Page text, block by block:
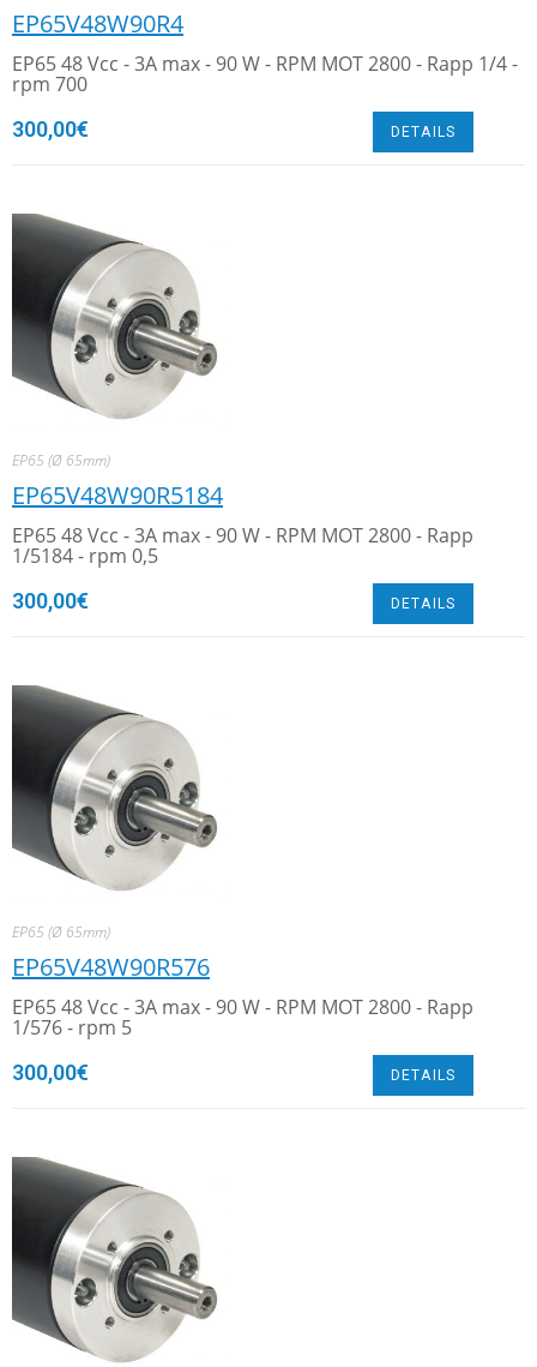
EP65V48W90R4
EP65 48 Vcc - 3A max - 90 W - RPM MOT 2800 - Rapp 1/4 -
rpm 700
300,00€ DETAILS
EP65 (Ø 65mm)
EP65V48W90R5184
EP65 48 Vcc - 3A max - 90 W - RPM MOT 2800 - Rapp
1/5184 - rpm 0,5
300,00€ DETAILS
EP65 (Ø 65mm)
EP65V48W90R576
EP65 48 Vcc - 3A max - 90 W - RPM MOT 2800 - Rapp
1/576 - rpm 5
300,00€ DETAILS